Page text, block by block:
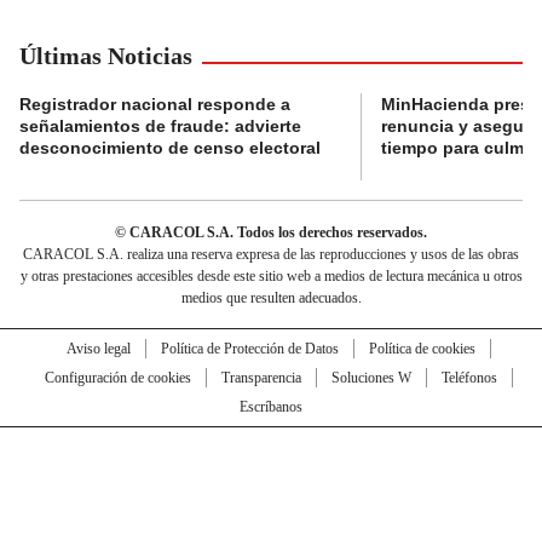
Últimas Noticias
Registrador nacional responde a
señalamientos de fraude: advierte
desconocimiento de censo electoral
MinHacienda
renuncia y
tiempo para
© CARACOL S.A. Todos los derechos reservados.
CARACOL S.A. realiza una reserva expresa de las reproducciones y usos de las obras
y otras prestaciones accesibles desde este sitio web a medios de lectura mecánica u otros
medios que resulten adecuados.
Aviso legal Política de Protección de Datos
Política de cookies
Configuración de cookies
Transparencia Soluciones W
Teléfonos
Escríbanos